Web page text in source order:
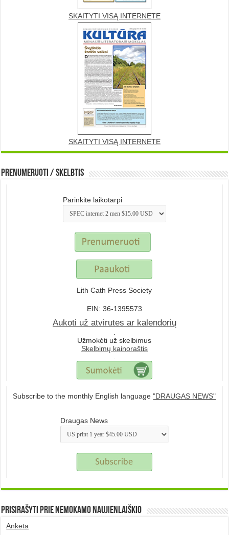
SKAITYTI VISĄ INTERNETE
SKAITYTI VISĄ INTERNETE
Prenumeruoti / Skelbtis
Parinkite laikotarpi
Lith Cath Press Society
EIN: 36-1395573
Aukoti už atvirutes ar kalendorių
Užmokėti už skelbimus
Skelbimų kainoraštis
Subscribe to the monthly English language"DRAUGAS NEWS"
Draugas News
Prisirašyti prie nemokamo naujienlaiškio
Anketa